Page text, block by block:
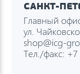
САНКТ-
Главный
ул.
shop@icg-
Тел./факс: +7